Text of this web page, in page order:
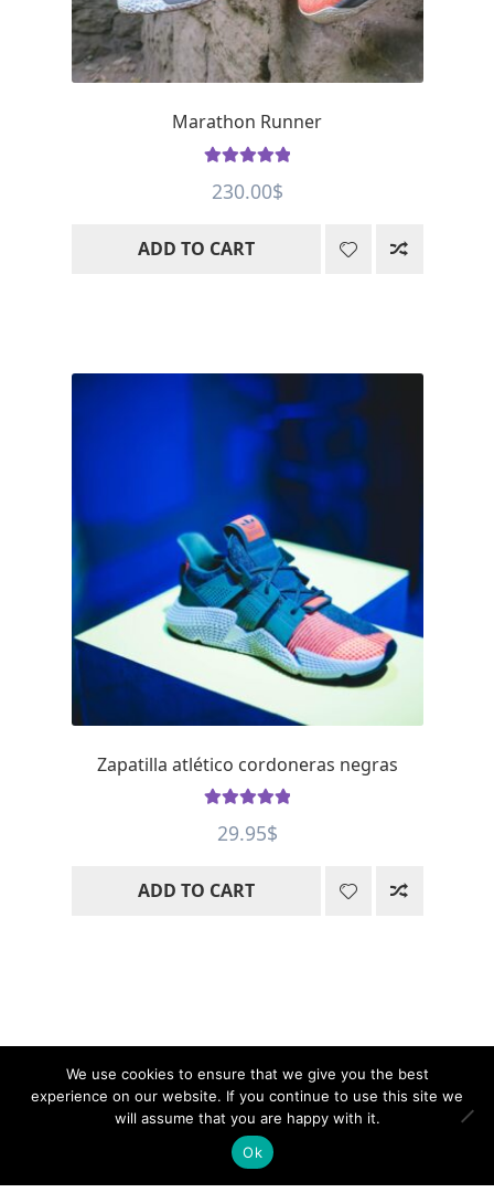
Marathon Runner
of 5
230.00$
ADD TO CART
Zapatilla atlético cordoneras negras
of 5
29.95$
ADD TO CART
© WOOT – WooCommerce Active Products
Tables, 2020 - 2026 | All rights reserved.
We use cookies to ensure that we give you the best
experience on our website. If you continue to use this site we
will assume that you are happy with it.
Ok